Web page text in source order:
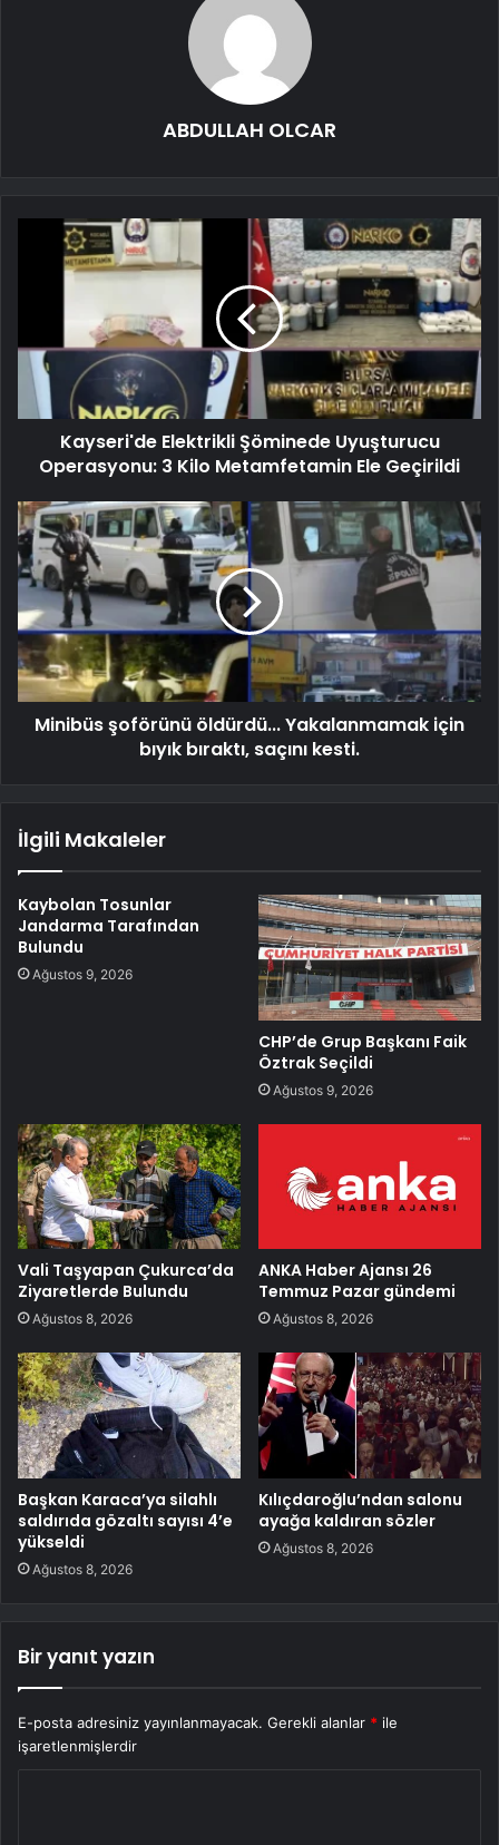
ABDULLAH OLCAR
Kayseri'de Elektrikli Şöminede Uyuşturucu
Operasyonu: 3 Kilo Metamfetamin Ele Geçirildi
Minibüs şoförünü öldürdü... Yakalanmamak için
bıyık bıraktı, saçını kesti.
İlgili Makaleler
Kaybolan Tosunlar
Jandarma Tarafından
Bulundu
Ağustos 9, 2026
CHP’de Grup Başkanı Faik
Öztrak Seçildi
Ağustos 9, 2026
Vali Taşyapan Çukurca’da
Ziyaretlerde Bulundu
Ağustos 8, 2026
ANKA Haber Ajansı 26
Temmuz Pazar gündemi
Ağustos 8, 2026
Başkan Karaca’ya silahlı
saldırıda gözaltı sayısı 4’e
yükseldi
Ağustos 8, 2026
Kılıçdaroğlu’ndan salonu
ayağa kaldıran sözler
Ağustos 8, 2026
Bir yanıt yazın
E-posta adresiniz yayınlanmayacak. Gerekli alanlar * ile
işaretlenmişlerdir